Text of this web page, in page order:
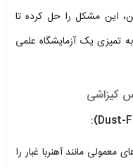
این مشکل را حل کرده تا
یک آزمایشگاه علمی
کیزاشی
مانند آهنربا غبار را